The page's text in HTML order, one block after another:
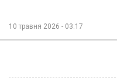
10 травня 2026 - 03:17